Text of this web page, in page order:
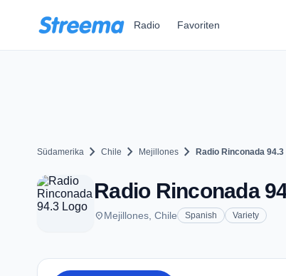
Radio Favoriten
Südamerika chevron_right Chile chevron_right Mejillones chevron_right Radio Rinconada 94.3
Radio Rinconada
placeMejillones, Chile Spanish Variety